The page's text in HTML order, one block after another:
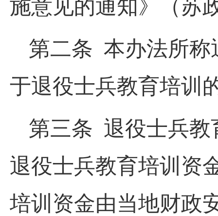
施意见的通知》（苏
第二条 本办法所称
于退役士兵教育培训
第三条 退役士兵教
退役士兵教育培训资
培训资金由当地财政